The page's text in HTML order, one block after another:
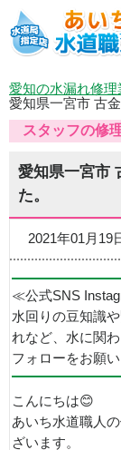
愛知の水漏れ修理
愛知県一宮市 古
スタッフの修
愛知県一宮市
た。
2021年01月19
≪公式SNS
水回りの豆知識
れなど、水に関
フォローをお願い
こんにちは😊
あいち水道職人
ざいます。